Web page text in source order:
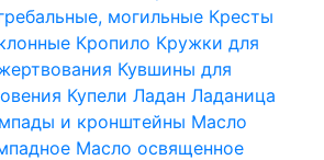
могильные Кресты
Кропило Кружки для
Кувшины для
Купели Ладан Ладаница
и кронштейны Масло
Масло освященное